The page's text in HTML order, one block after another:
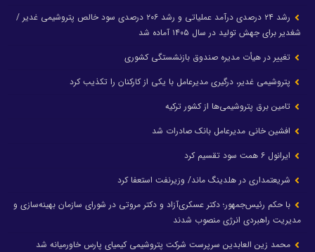
رشد ۲۴ درصدی درآمد عملیاتی و رشد ۲۰۶ درصدی سود خالص پتروشیمی غدیر /
شغدیر برای جهش تولید در سال ۱۴۰۵ آماده شد
تغییر در هیأت مدیره صندوق بازنشستگی کشوری
پتروشیمی غدیر، درگیری مدیرعامل با یکی از کارکنان را تکذیب کرد
تامین برق پتروشیمی‌ها از کشور ترکیه
افشین خانی مدیرعامل بانک صادرات شد
ایرانول ۶ همت سود تقسیم کرد
شریعتمداری در هلدینگ ماند/ وزیرنفت استعفا کرد
با حکم رئیس‌جمهور؛ دکتر عسکری‌آزاد و دکتر مروتی در شورای سازمان بهینه‌سازی و
مدیریت راهبردی انرژی منصوب شدند
محمد زین العابدین سرپرست شرکت پتروشیمی کیمیای پارس خاورمیانه شد